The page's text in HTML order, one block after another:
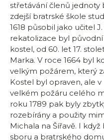
střetávání členů jednoty
zdejší bratrské škole
1618 působil jako učitel
rekatolizace byl
kostel, od 60. let 17.
Marka. V roce 1664 byl
velkým požárem, který
Kostel byl opraven, ale
velkém požáru celého
roku 1789 pak byly
rozebírány a použity
Michala na Šířavě. I
sboru a bratrského